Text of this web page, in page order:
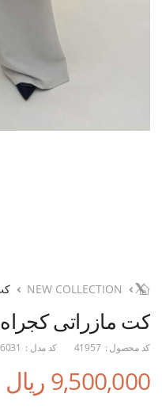
NEW COLLECTION
کت مازراتی
کد محصول : 41957 کد مدل :
9,500,000 ریال